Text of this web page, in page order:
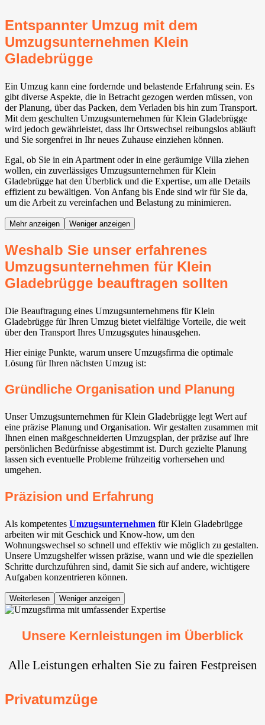
Entspannter Umzug mit dem
Umzugsunternehmen Klein
Gladebrügge
Ein Umzug kann eine fordernde und belastende Erfahrung sein. Es
gibt diverse Aspekte, die in Betracht gezogen werden müssen, von
der Planung, über das Packen, dem Verladen bis hin zum Transport.
Mit dem geschulten Umzugsunternehmen für Klein Gladebrügge
wird jedoch gewährleistet, dass Ihr Ortswechsel reibungslos abläuft
und Sie sorgenfrei in Ihr neues Zuhause einziehen können.
Egal, ob Sie in ein Apartment oder in eine geräumige Villa ziehen
wollen, ein zuverlässiges Umzugsunternehmen für Klein
Gladebrügge hat den Überblick und die Expertise, um alle Details
effizient zu bewältigen. Von Anfang bis Ende sind wir für Sie da,
um die Arbeit zu vereinfachen und Belastung zu minimieren.
Mehr anzeigen Weniger anzeigen
Weshalb Sie unser erfahrenes
Umzugsunternehmen für Klein
Gladebrügge beauftragen sollten
Die Beauftragung eines Umzugsunternehmens für Klein
Gladebrügge für Ihren Umzug bietet vielfältige Vorteile, die weit
über den Transport Ihres Umzugsgutes hinausgehen.
Hier einige Punkte, warum unsere Umzugsfirma die optimale
Lösung für Ihren nächsten Umzug ist:
Gründliche Organisation und Planung
Unser Umzugsunternehmen für Klein Gladebrügge legt Wert auf
eine präzise Planung und Organisation. Wir gestalten zusammen mit
Ihnen einen maßgeschneiderten Umzugsplan, der präzise auf Ihre
persönlichen Bedürfnisse abgestimmt ist. Durch gezielte Planung
lassen sich eventuelle Probleme frühzeitig vorhersehen und
umgehen.
Präzision und Erfahrung
Als kompetentes Umzugsunternehmen für Klein Gladebrügge
arbeiten wir mit Geschick und Know-how, um den
Wohnungswechsel so schnell und effektiv wie möglich zu gestalten.
Unsere Umzugshelfer wissen präzise, wann und wie die speziellen
Schritte durchzuführen sind, damit Sie sich auf andere, wichtigere
Aufgaben konzentrieren können.
Weiterlesen Weniger anzeigen
Unsere Kernleistungen im Überblick
Alle Leistungen erhalten Sie zu fairen Festpreisen
Privatumzüge